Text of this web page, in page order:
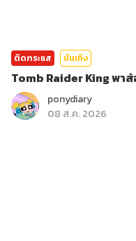
ติดกระแส บันเทิง
Tomb Raider King พา
ponydiary
08 ส.ค. 2026